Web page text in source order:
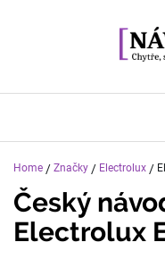
Home / Značky / Electrolux /
Český
Electrolux